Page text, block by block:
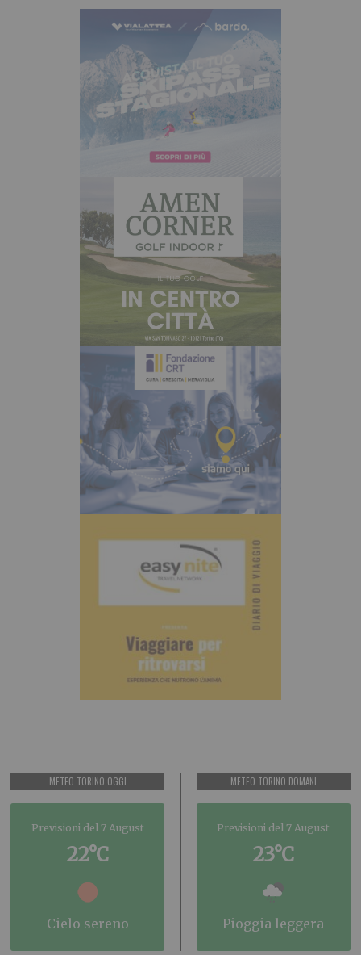
METEO TORINO OGGI
Previsioni del 7 August
22°C
cielo sereno
METEO TORINO DOMANI
Previsioni del 7 August
23°C
pioggia leggera